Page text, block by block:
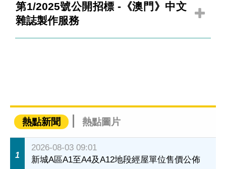
第1/2025號公開招標 -《澳門》中文
雜誌製作服務
熱點新聞 熱點圖片
1
2026-08-03 09:01
新城A區A1至A4及A12地段經屋單位售價公佈